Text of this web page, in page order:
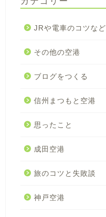
JRや電車のコツなど
その他の空港
ブログをつくる
信州まつもと空港
思ったこと
成田空港
旅のコツと失敗談
神戸空港